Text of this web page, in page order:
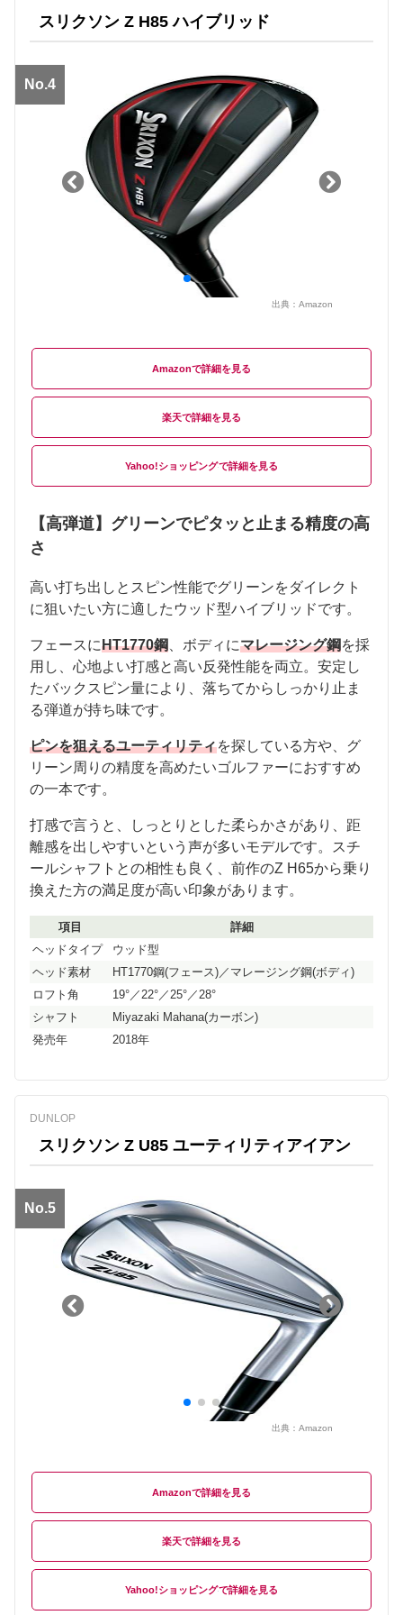
スリクソン Z H85 ハイブリッド
No.4
出典： Amazon
Amazon
楽天
Yahoo!ショッピング
【高弾道】グリーンでピタッと止まる精度の高
さ
高い打ち出しとスピン性能でグリーンをダイレクト
に狙いたい方に適したウッド型ハイブリッドです。
フェースにHT1770鋼 、ボディにマレージング鋼 を採
用し、心地よい打感と高い反発性能を両立。安定し
たバックスピン量により、落ちてからしっかり止ま
る弾道が持ち味です。
ピンを狙えるユーティリティを探している方や、グ
リーン周りの精度を高めたいゴルファーにおすすめ
の一本です。
打感で言うと、しっとりとした柔らかさがあり、距
離感を出しやすいという声が多いモデルです。スチ
ールシャフトとの相性も良く、前作のZ H65から乗り
換えた方の満足度が高い印象があります。
項目
詳細
ヘッドタイプ
ウッド型
ヘッド素材
HT1770鋼(フェース)／マレージング鋼(ボディ)
ロフト角
19°／22°／25°／28°
シャフト
Miyazaki Mahana(カーボン)
発売年
2018年
DUNLOP
スリクソン Z U85 ユーティリティアイアン
No.5
出典： Amazon
Amazon
楽天
Yahoo!ショッピング